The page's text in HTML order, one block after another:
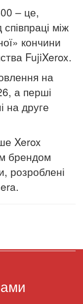
– це,
між
кончини
FujiXerox.
на
а перші
на друге
Xerox
брендом
розроблені